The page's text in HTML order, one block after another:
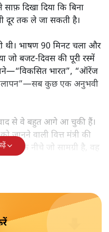
का वादा करता दिखता है,
समीक्षा पढ़िए।
रिकॉर्ड बुक में दर्ज हो गईं।
दिखा दिया कि बिना
दूर तक ले जा सकती है।
भारत”, “ऑरेंज
कुछ एक अनुभवी